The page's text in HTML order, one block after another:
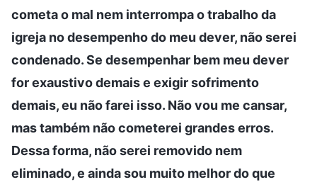
cometa o mal nem interrompa o trabalho da
igreja no desempenho do meu dever, não serei
condenado. Se desempenhar bem meu dever
for exaustivo demais e exigir sofrimento
demais, eu não farei isso. Não vou me cansar,
mas também não cometerei grandes erros.
Dessa forma, não serei removido nem
eliminado, e ainda sou muito melhor do que